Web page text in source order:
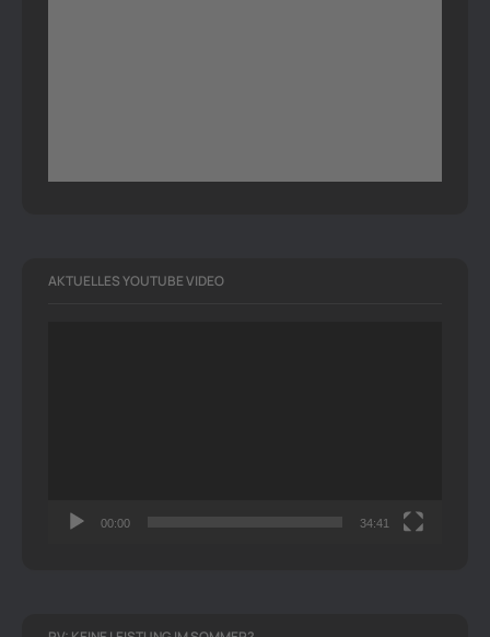
AKTUELLES YOUTUBE VIDEO
00:00 34:41